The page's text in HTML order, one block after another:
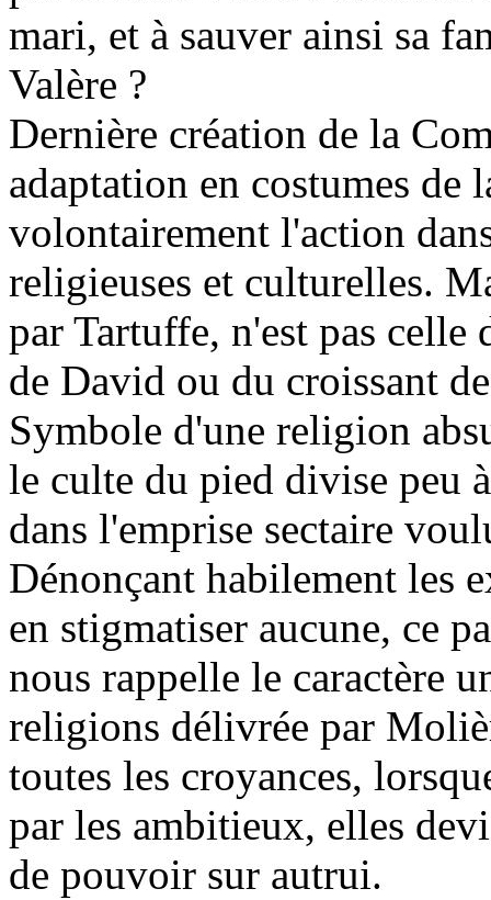
mari, et à sauver ainsi sa
Valère ?
Dernière création de la
adaptation en costumes de
volontairement l'action
religieuses et culturelles.
par Tartuffe, n'est pas
de David ou du croissant
Symbole d'une religion
le culte du pied divise peu
dans l'emprise sectaire
Dénonçant habilement les
en stigmatiser aucune, ce
nous rappelle le caractère
religions délivrée par
toutes les croyances,
par les ambitieux, elles
de pouvoir sur autrui.